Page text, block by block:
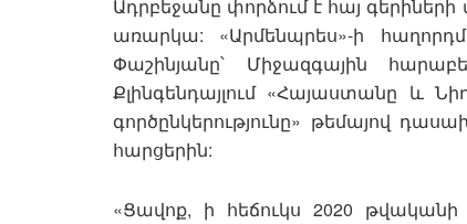
Ադրբեջանը փորձում է հայ
առարկա: «Արմենպրես»-ի
Փաշինյանը՝ Միջազգային
Քլինգենդայլում «Հայաստանը և
գործընկերությունը» թեմայով
հարցերին:
«Ցավոք, ի հեճուկս 2020